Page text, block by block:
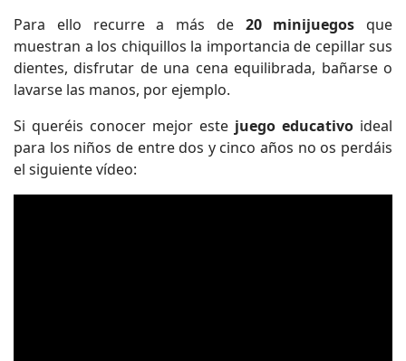
Para ello recurre a más de 20 minijuegos que
muestran a los chiquillos la importancia de cepillar sus
dientes, disfrutar de una cena equilibrada, bañarse o
lavarse las manos, por ejemplo.
Si queréis conocer mejor este juego educativo ideal
para los niños de entre dos y cinco años no os perdáis
el siguiente vídeo: